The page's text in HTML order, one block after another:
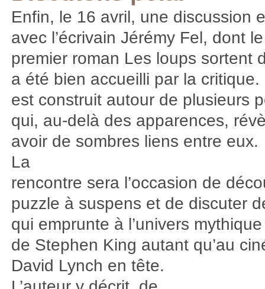
Enfin, le 16 avril, une discussion
avec l’écrivain Jérémy Fel, dont le
premier roman Les loups sortent
a été bien accueilli par la critique.
est construit autour de plusieurs
qui, au-delà des apparences,
avoir de sombres liens entre eux.
La
rencontre sera l’occasion de
puzzle à suspens et de discuter
qui emprunte à l’univers mythique
de Stephen King autant qu’au
David Lynch en tête.